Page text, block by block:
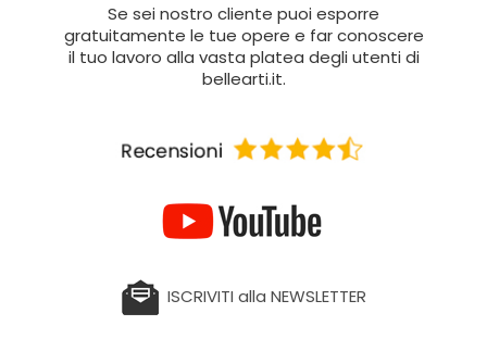
Se sei nostro cliente puoi esporre
gratuitamente le tue opere e far conoscere
il tuo lavoro alla vasta platea degli utenti di
bellearti.it.
ISCRIVITI alla NEWSLETTER